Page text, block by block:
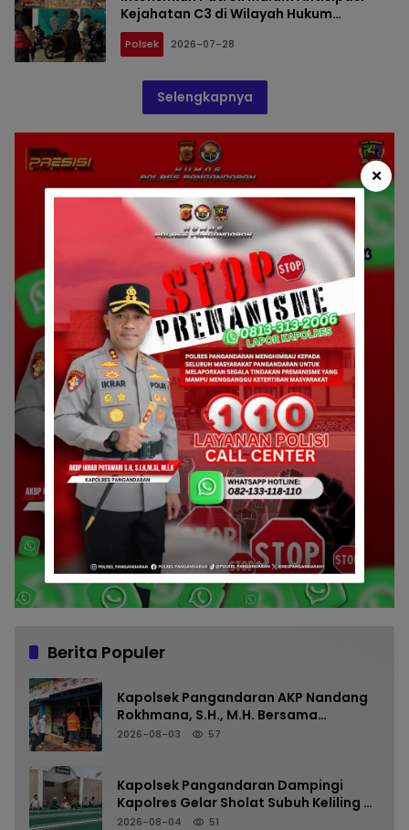
Kejahatan C3 di Wilayah Hukum
Padaherang dan Mangunjaya
Polsek 2026-07-28
Selengkapnya
Berita Populer
Kapolsek Pangandaran AKP Nandang
Rokhmana, S.H., M.H. Bersama
Anggota Cek TKP Kebakaran Ruko
2026-08-03 57
Kapolsek Pangandaran Dampingi
Kapolres Gelar Sholat Subuh Keliling di
Masjid Jami Al-Furqon, Pererat
2026-08-04 51
×